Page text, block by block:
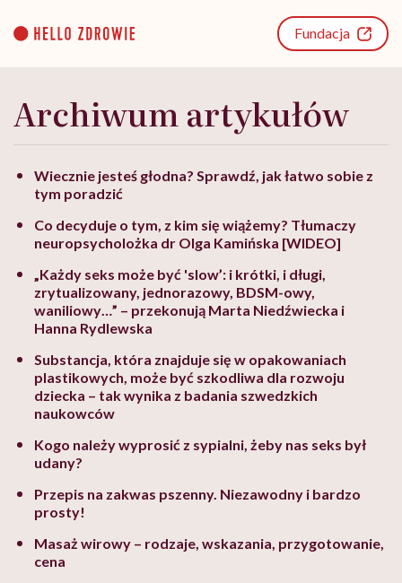
content
Fundacja
Archiwum artykułów
Wiecznie jesteś głodna? Sprawdź, jak łatwo sobie z
tym poradzić
Co decyduje o tym, z kim się wiążemy? Tłumaczy
neuropsycholożka dr Olga Kamińska [WIDEO]
„Każdy seks może być 'slow’: i krótki, i długi,
zrytualizowany, jednorazowy, BDSM-owy,
waniliowy…” – przekonują Marta Niedźwiecka i
Hanna Rydlewska
Substancja, która znajduje się w opakowaniach
plastikowych, może być szkodliwa dla rozwoju
dziecka – tak wynika z badania szwedzkich
naukowców
Kogo należy wyprosić z sypialni, żeby nas seks był
udany?
Przepis na zakwas pszenny. Niezawodny i bardzo
prosty!
Masaż wirowy – rodzaje, wskazania, przygotowanie,
cena